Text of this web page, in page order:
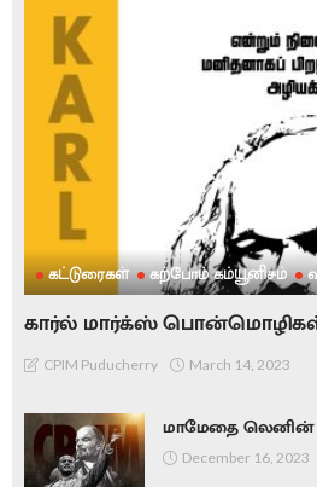
கட்டுரைகள் கற்போம் கம்யூனிசம்
கார்ல் மார்க்ஸ்
CPIM Puducherry March 14, 2023
மாமேதை
December 16, 2023